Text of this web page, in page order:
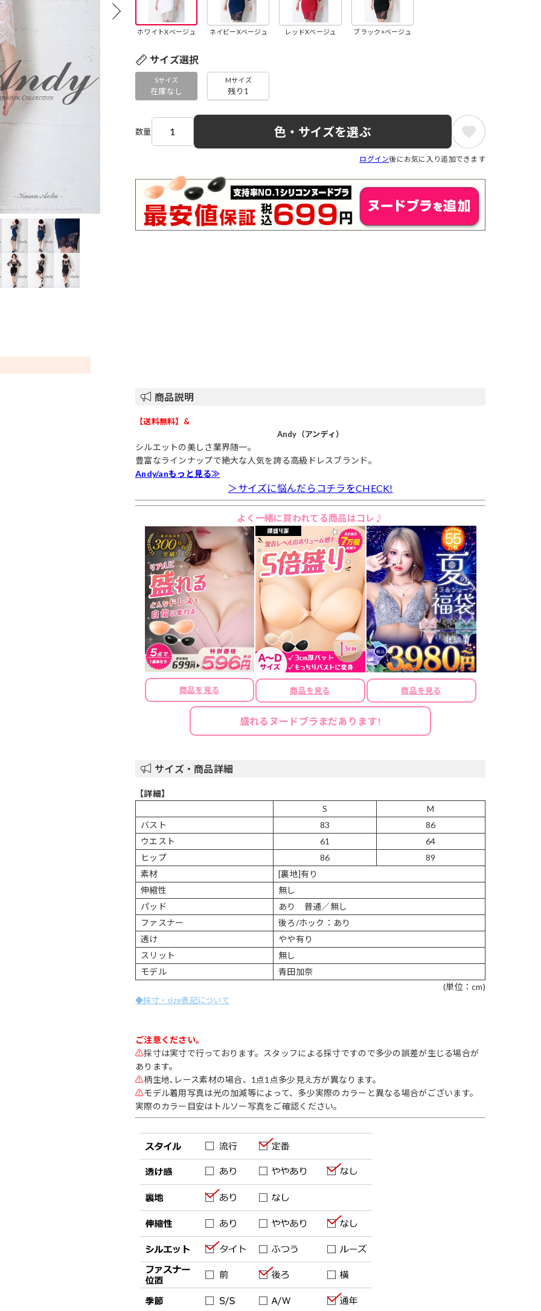
ホワイトXベージュ ネイビーXベージュ レッドXベージュ ブラック×ベージュ
サイズ選択
Sサイズ
在庫なし
Mサイズ
残り1
数量 色・サイズを選ぶ
ログイン後にお気に入り追加できます
商品説明
【送料無料】&
Andy（アンディ）
シルエットの美しさ業界随一。
豊富なラインナップで絶大な人気を誇る高級ドレスブランド。
Andy/anもっと見る≫
＞サイズに悩んだらコチラをCHECK!
よく一緒に買われてる商品はコレ♪
商品を見る 商品を見る 商品を見る
盛れるヌードブラまだあります!
サイズ・商品詳細
【詳細】
S
M
バスト
83
86
ウエスト
61
64
ヒップ
86
89
素材
[裏地]有り
伸縮性
無し
パッド
あり 普通／無し
ファスナー
後ろ/ホック：あり
透け
やや有り
スリット
無し
モデル
青田加奈
(単位：cm)
◆採寸・size表記について
ご注意ください。
⚠採寸は実寸で行っております。スタッフによる採寸ですので多少の誤差が生じる場合が
あります。
⚠柄生地､レース素材の場合、1点1点多少見え方が異なります。
⚠モデル着用写真は光の加減等によって、多少実際のカラーと異なる場合がございます。
実際のカラー目安はトルソー写真をご確認ください。